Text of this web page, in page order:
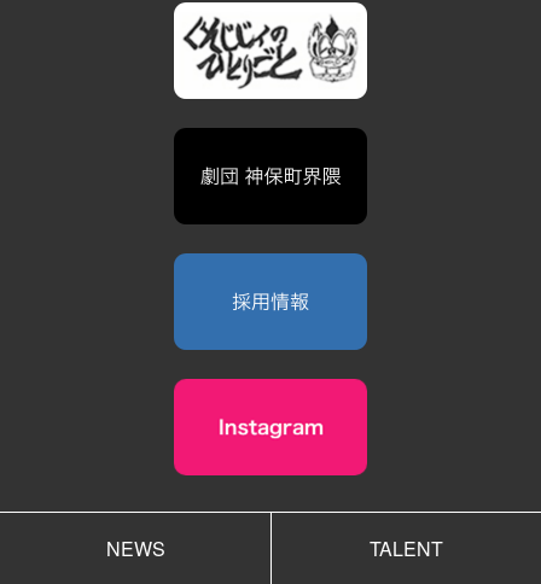
NEWS TALENT